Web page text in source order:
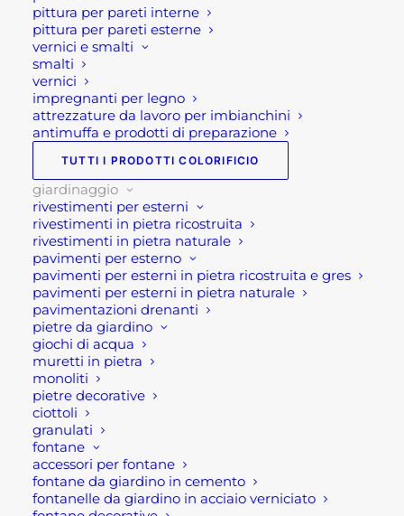
pittura per pareti interne
pittura per pareti esterne
vernici e smalti
smalti
vernici
impregnanti per legno
attrezzature da lavoro per imbianchini
antimuffa e prodotti di preparazione
TUTTI I PRODOTTI COLORIFICIO
giardinaggio
rivestimenti per esterni
rivestimenti in pietra ricostruita
rivestimenti in pietra naturale
pavimenti per esterno
pavimenti per esterni in pietra ricostruita e gres
pavimenti per esterni in pietra naturale
pavimentazioni drenanti
pietre da giardino
giochi di acqua
muretti in pietra
monoliti
pietre decorative
ciottoli
granulati
fontane
accessori per fontane
fontane da giardino in cemento
fontanelle da giardino in acciaio verniciato
BARBECUE
Brand
BARBECOOK
Descrizione
Piastra per braciere Jack
Piastra per braciere Jack di Barbecook è una
piastra per braciere in acciaio al carbonio. Questo
accessorio permette la cottura di alimenti e
pietanze utilizzando direttamente il braciere.
Pratica, funzionale e soprattutto resistente questo
accessorio per barbecue presenta un forma a
mezzaluna. Infatti, questa forma semicircolare
facilita l’aggiunta di ulteriore legna.
Nella dimensione di 62×31 è indicata per il braciere